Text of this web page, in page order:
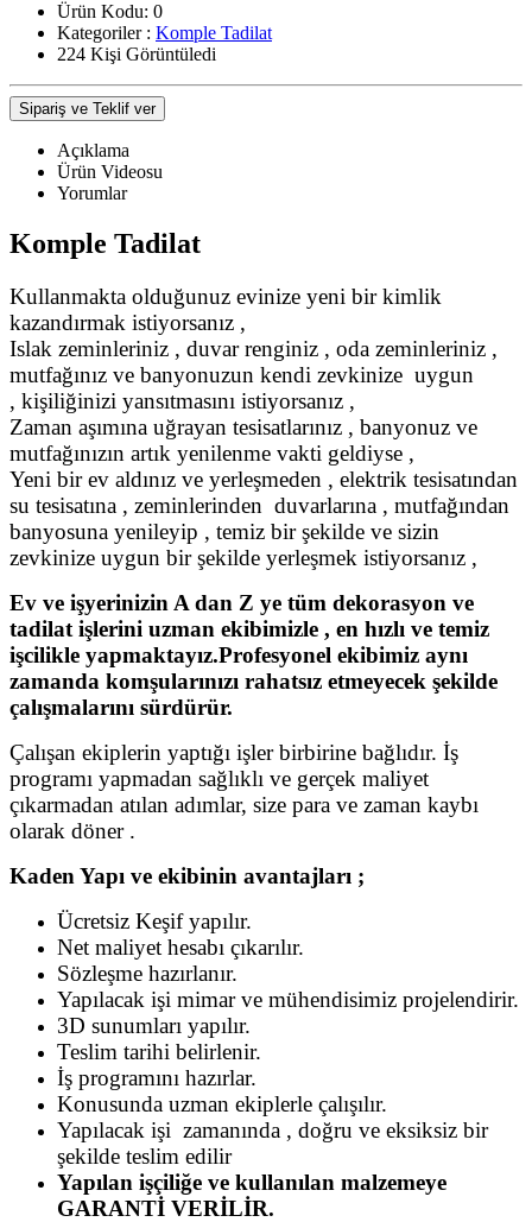
Ürün Kodu: 0
Kategoriler : Komple Tadilat
224 Kişi Görüntüledi
Sipariş ve Teklif ver
Açıklama
Ürün Videosu
Yorumlar
Komple Tadilat
Kullanmakta olduğunuz evinize yeni bir kimlik
kazandırmak istiyorsanız ,
Islak zeminleriniz , duvar renginiz , oda zeminleriniz ,
mutfağınız ve banyonuzun kendi zevkinize uygun
, kişiliğinizi yansıtmasını istiyorsanız ,
Zaman aşımına uğrayan tesisatlarınız , banyonuz ve
mutfağınızın artık yenilenme vakti geldiyse ,
Yeni bir ev aldınız ve yerleşmeden , elektrik tesisatından
su tesisatına , zeminlerinden duvarlarına , mutfağından
banyosuna yenileyip , temiz bir şekilde ve sizin
zevkinize uygun bir şekilde yerleşmek istiyorsanız ,
Ev ve işyerinizin A dan Z ye tüm dekorasyon ve
tadilat işlerini uzman ekibimizle , en hızlı ve temiz
işcilikle yapmaktayız.Profesyonel ekibimiz aynı
zamanda komşularınızı rahatsız etmeyecek şekilde
çalışmalarını sürdürür.
Çalışan ekiplerin yaptığı işler birbirine bağlıdır. İş
programı yapmadan sağlıklı ve gerçek maliyet
çıkarmadan atılan adımlar, size para ve zaman kaybı
olarak döner .
Kaden Yapı ve ekibinin avantajları ;
Ücretsiz Keşif yapılır.
Net maliyet hesabı çıkarılır.
Sözleşme hazırlanır.
Yapılacak işi mimar ve mühendisimiz projelendirir.
3D sunumları yapılır.
Teslim tarihi belirlenir.
İş programını hazırlar.
Konusunda uzman ekiplerle çalışılır.
Yapılacak işi zamanında , doğru ve eksiksiz bir
şekilde teslim edilir
Yapılan işçiliğe ve kullanılan malzemeye
GARANTİ VERİLİR.